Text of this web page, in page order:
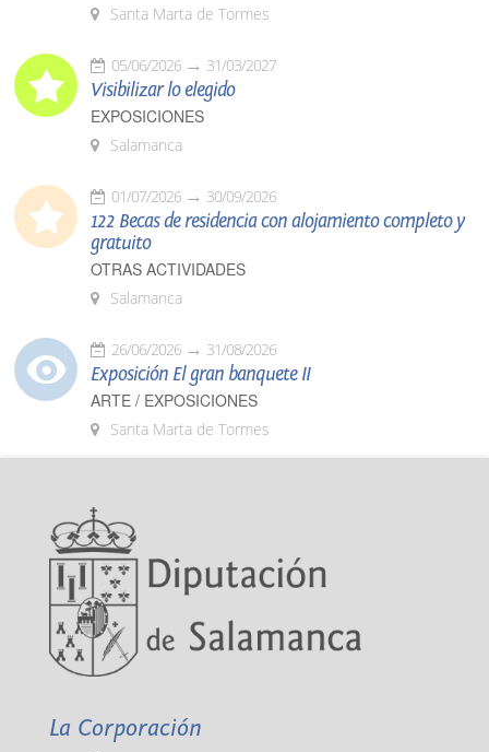
Santa Marta de Tormes
05/06/2026 31/03/2027
Visibilizar lo elegido
EXPOSICIONES
Salamanca
01/07/2026 30/09/2026
122 Becas de residencia con alojamiento completo y
gratuito
OTRAS ACTIVIDADES
Salamanca
26/06/2026 31/08/2026
Exposición El gran banquete II
ARTE / EXPOSICIONES
Santa Marta de Tormes
La Corporación